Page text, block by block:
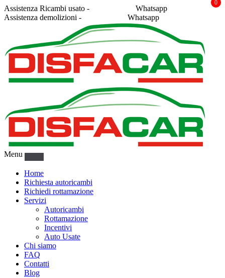
Assistenza Ricambi usato -
Whatsapp
Assistenza demolizioni -
Whatsapp
Menu
Home
Richiesta autoricambi
Richiedi rottamazione
Servizi
Autoricambi
Rottamazione
Incentivi
Auto Usate
Chi siamo
FAQ
Contatti
Blog
0